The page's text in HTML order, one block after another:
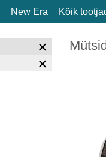
New Era Kõik